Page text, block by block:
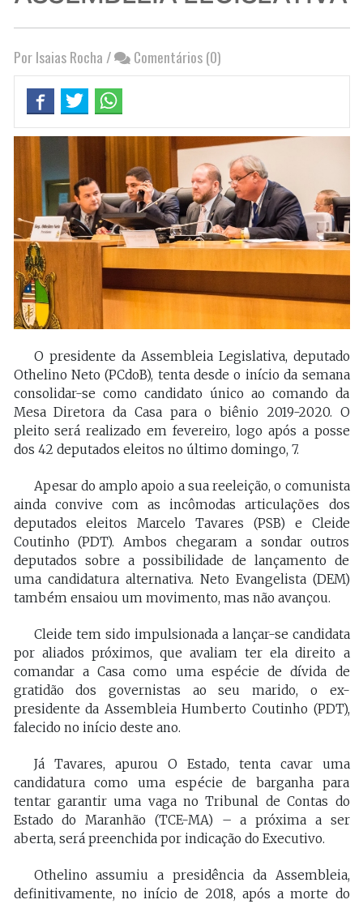
Por Isaias Rocha / Comentários (0)
O presidente da Assembleia Legislativa, deputado
Othelino Neto (PCdoB), tenta desde o início da semana
consolidar-se como candidato único ao comando da
Mesa Diretora da Casa para o biênio 2019-2020. O
pleito será realizado em fevereiro, logo após a posse
dos 42 deputados eleitos no último domingo, 7.
Apesar do amplo apoio a sua reeleição, o comunista
ainda convive com as incômodas articulações dos
deputados eleitos Marcelo Tavares (PSB) e Cleide
Coutinho (PDT). Ambos chegaram a sondar outros
deputados sobre a possibilidade de lançamento de
uma candidatura alternativa. Neto Evangelista (DEM)
também ensaiou um movimento, mas não avançou.
Cleide tem sido impulsionada a lançar-se candidata
por aliados próximos, que avaliam ter ela direito a
comandar a Casa como uma espécie de dívida de
gratidão dos governistas ao seu marido, o ex-
presidente da Assembleia Humberto Coutinho (PDT),
falecido no início deste ano.
Já Tavares, apurou O Estado, tenta cavar uma
candidatura como uma espécie de barganha para
tentar garantir uma vaga no Tribunal de Contas do
Estado do Maranhão (TCE-MA) – a próxima a ser
aberta, será preenchida por indicação do Executivo.
Othelino assumiu a presidência da Assembleia,
definitivamente, no início de 2018, após a morte do